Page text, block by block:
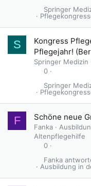
Springer
S
Kongress
Pflegejahr!
Springer Medizin
0
Springer
F Schöne neue
Fanka
Altenpflegehilfe
0
Ausbildung in
Fanka